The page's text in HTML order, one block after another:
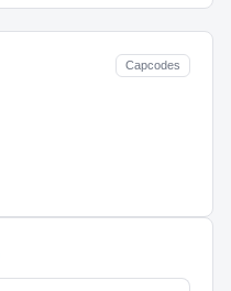
Capcodes